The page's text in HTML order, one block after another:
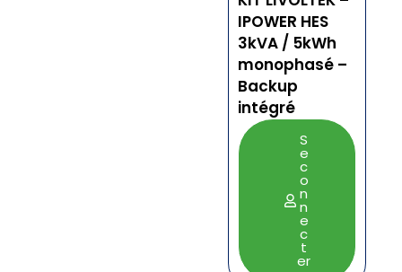
IPOWER HES
3kVA / 5kWh
monophasé –
Backup
intégré
S
e
c
o
n
n
e
c
t
er